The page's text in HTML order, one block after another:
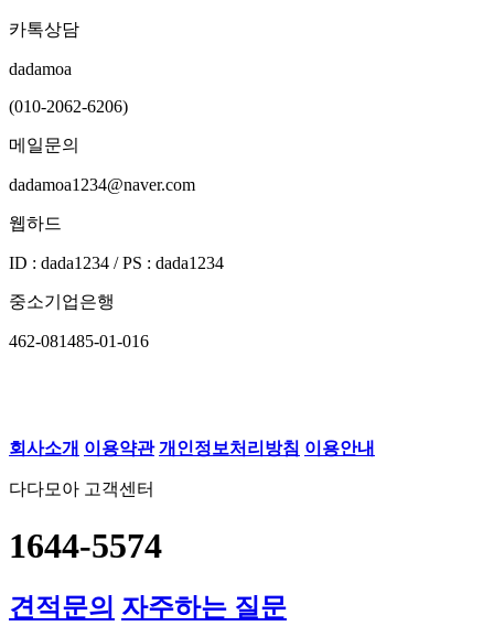
카톡상담
dadamoa
(010-2062-6206)
메일문의
dadamoa1234@naver.com
웹하드
ID : dada1234 / PS : dada1234
중소기업은행
462-081485-01-016
회사소개 이용약관 개인정보처리방침 이용안내
다다모아 고객센터
1644-5574
견적문의 자주하는 질문